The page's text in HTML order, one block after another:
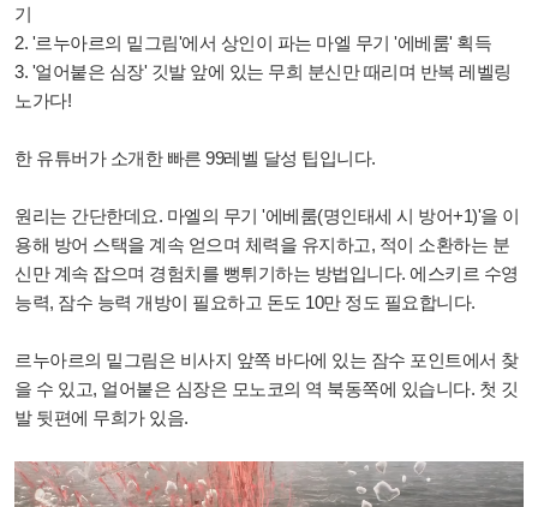
기
2. '르누아르의 밑그림'에서 상인이 파는 마엘 무기 '에베룸' 획득
3. '얼어붙은 심장' 깃발 앞에 있는 무희 분신만 때리며 반복 레벨링
노가다!
한 유튜버가 소개한 빠른 99레벨 달성 팁입니다.
원리는 간단한데요. 마엘의 무기 '에베룸(명인태세 시 방어+1)'을 이
용해 방어 스택을 계속 얻으며 체력을 유지하고, 적이 소환하는 분
신만 계속 잡으며 경험치를 뻥튀기하는 방법입니다. 에스키르 수영
능력, 잠수 능력 개방이 필요하고 돈도 10만 정도 필요합니다.
르누아르의 밑그림은 비사지 앞쪽 바다에 있는 잠수 포인트에서 찾
을 수 있고, 얼어붙은 심장은 모노코의 역 북동쪽에 있습니다. 첫 깃
발 뒷편에 무희가 있음.